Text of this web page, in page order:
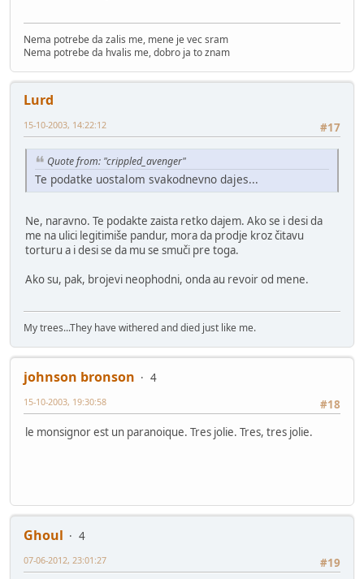
Nema potrebe da zalis me, mene je vec sram
Nema potrebe da hvalis me, dobro ja to znam
Lurd
#17
15-10-2003, 14:22:12
Quote from: "crippled_avenger"
Te podatke uostalom svakodnevno dajes...
Ne, naravno. Te podakte zaista retko dajem. Ako se i desi da
me na ulici legitimiše pandur, mora da prodje kroz čitavu
torturu a i desi se da mu se smuči pre toga.
Ako su, pak, brojevi neophodni, onda au revoir od mene.
My trees...They have withered and died just like me.
johnson bronson
4
#18
15-10-2003, 19:30:58
le monsignor est un paranoique. Tres jolie. Tres, tres jolie.
Ghoul
4
#19
07-06-2012, 23:01:27